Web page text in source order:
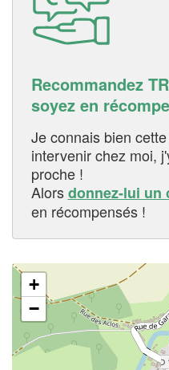
Recommandez
soyez en
Je connais bien
intervenir chez moi,
proche !
Alorsdonnez-lui un
en récompensés !
+
−